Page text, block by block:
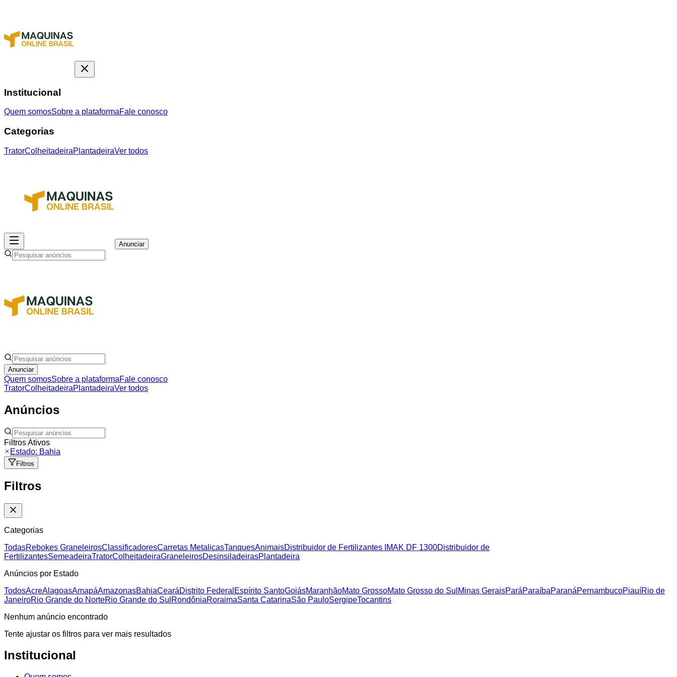
Institucional
Quem somosSobre a plataformaFale conosco
Categorias
TratorColheitadeiraPlantadeiraVer todos
Anunciar
Anunciar
Quem somosSobre a plataformaFale conosco
TratorColheitadeiraPlantadeiraVer todos
Anúncios
Filtros Ativos
Estado: Bahia
Filtros
Filtros
Categorias
TodasRebokes GraneleirosClassificadoresCarretas MetalicasTanquesAnimaisDistribuidor de Fertilizantes IMAK DF 1300Distribuidor de
FertilizantesSemeadeiraTratorColheitadeiraGraneleirosDesinsiladeirasPlantadeira
Anúncios por Estado
TodosAcreAlagoasAmapáAmazonasBahiaCearáDistrito Federal Espírito SantoGoiásMaranhãoMato GrossoMato Grosso do Sul Minas GeraisParáParaíbaParanáPernambucoPiauíRio de
JaneiroRio Grande do NorteRio Grande do Sul RondôniaRoraimaSanta CatarinaSão PauloSergipeTocantins
Nenhum anúncio encontrado
Tente ajustar os filtros para ver mais resultados
Institucional